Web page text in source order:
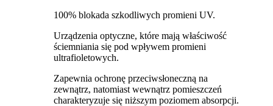
100% blokada szkodliwych promieni UV.
Urządzenia optyczne, które mają właściwość
ściemniania się pod wpływem promieni
ultrafioletowych.
Zapewnia ochronę przeciwsłoneczną na
zewnątrz, natomiast wewnątrz pomieszczeń
charakteryzuje się niższym poziomem absorpcji.